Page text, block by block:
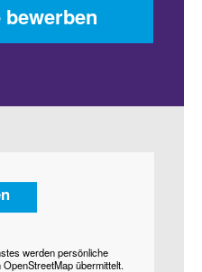
werden persönliche
übermittelt.